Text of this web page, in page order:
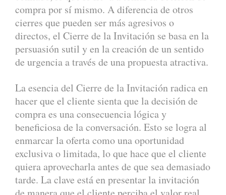
compra por sí mismo. A diferencia de otros
cierres que pueden ser más agresivos o
directos, el Cierre de la Invitación se basa en la
persuasión sutil y en la creación de un sentido
de urgencia a través de una propuesta atractiva.
La esencia del Cierre de la Invitación radica en
hacer que el cliente sienta que la decisión de
compra es una consecuencia lógica y
beneficiosa de la conversación. Esto se logra al
enmarcar la oferta como una oportunidad
exclusiva o limitada, lo que hace que el cliente
quiera aprovecharla antes de que sea demasiado
tarde. La clave está en presentar la invitación